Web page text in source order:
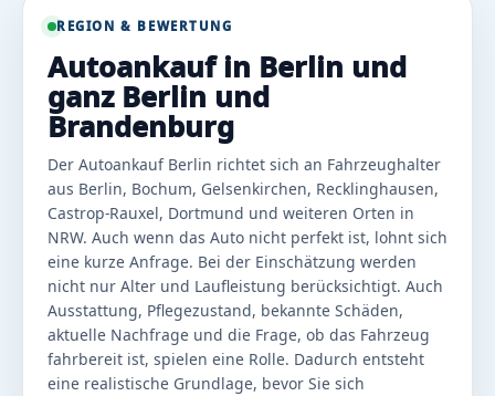
REGION & BEWERTUNG
Autoankauf in Berlin und
ganz Berlin und
Brandenburg
Der Autoankauf Berlin richtet sich an Fahrzeughalter
aus Berlin, Bochum, Gelsenkirchen, Recklinghausen,
Castrop-Rauxel, Dortmund und weiteren Orten in
NRW. Auch wenn das Auto nicht perfekt ist, lohnt sich
eine kurze Anfrage. Bei der Einschätzung werden
nicht nur Alter und Laufleistung berücksichtigt. Auch
Ausstattung, Pflegezustand, bekannte Schäden,
aktuelle Nachfrage und die Frage, ob das Fahrzeug
fahrbereit ist, spielen eine Rolle. Dadurch entsteht
eine realistische Grundlage, bevor Sie sich